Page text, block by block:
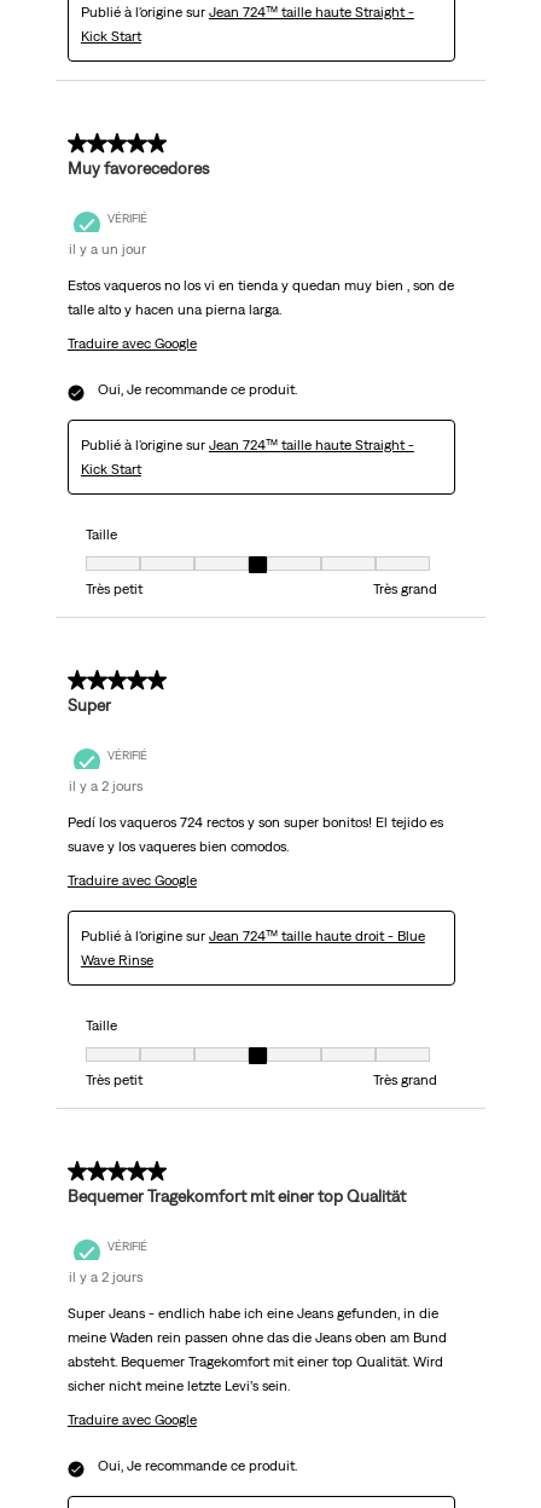
Publié à l'origine sur Jean 724™ taille haute Straight -
Kick Start
5 sur 5 étoiles.
Muy favorecedores
VÉRIFIÉ
il y a un jour
Estos vaqueros no los vi en tienda y quedan muy bien , son de
talle alto y hacen una pierna larga.
Traduire avec Google
Oui, Je recommande ce produit.
Publié à l'origine sur Jean 724™ taille haute Straight -
Kick Start
Taille
Taille, 4 sur 7, où 1 est égal à Très petit et 7 est égal à Très grand
Très petit
Très grand
5 sur 5 étoiles.
Super
VÉRIFIÉ
il y a 2 jours
Pedí los vaqueros 724 rectos y son super bonitos! El tejido es
suave y los vaqueres bien comodos.
Traduire avec Google
Publié à l'origine sur Jean 724™ taille haute droit - Blue
Wave Rinse
Taille
Taille, 4 sur 7, où 1 est égal à Très petit et 7 est égal à Très grand
Très petit
Très grand
5 sur 5 étoiles.
Bequemer Tragekomfort mit einer top Qualität
VÉRIFIÉ
il y a 2 jours
Super Jeans - endlich habe ich eine Jeans gefunden, in die
meine Waden rein passen ohne das die Jeans oben am Bund
absteht. Bequemer Tragekomfort mit einer top Qualität. Wird
sicher nicht meine letzte Levi’s sein.
Traduire avec Google
Oui, Je recommande ce produit.